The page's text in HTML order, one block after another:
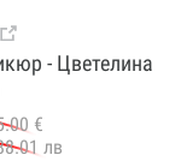
- Цветелина
€
лв